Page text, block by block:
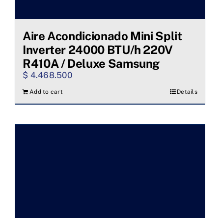
Aire Acondicionado Mini Split
Inverter 24000 BTU/h 220V
R410A / Deluxe Samsung
$ 4.468.500
Add to cart Details